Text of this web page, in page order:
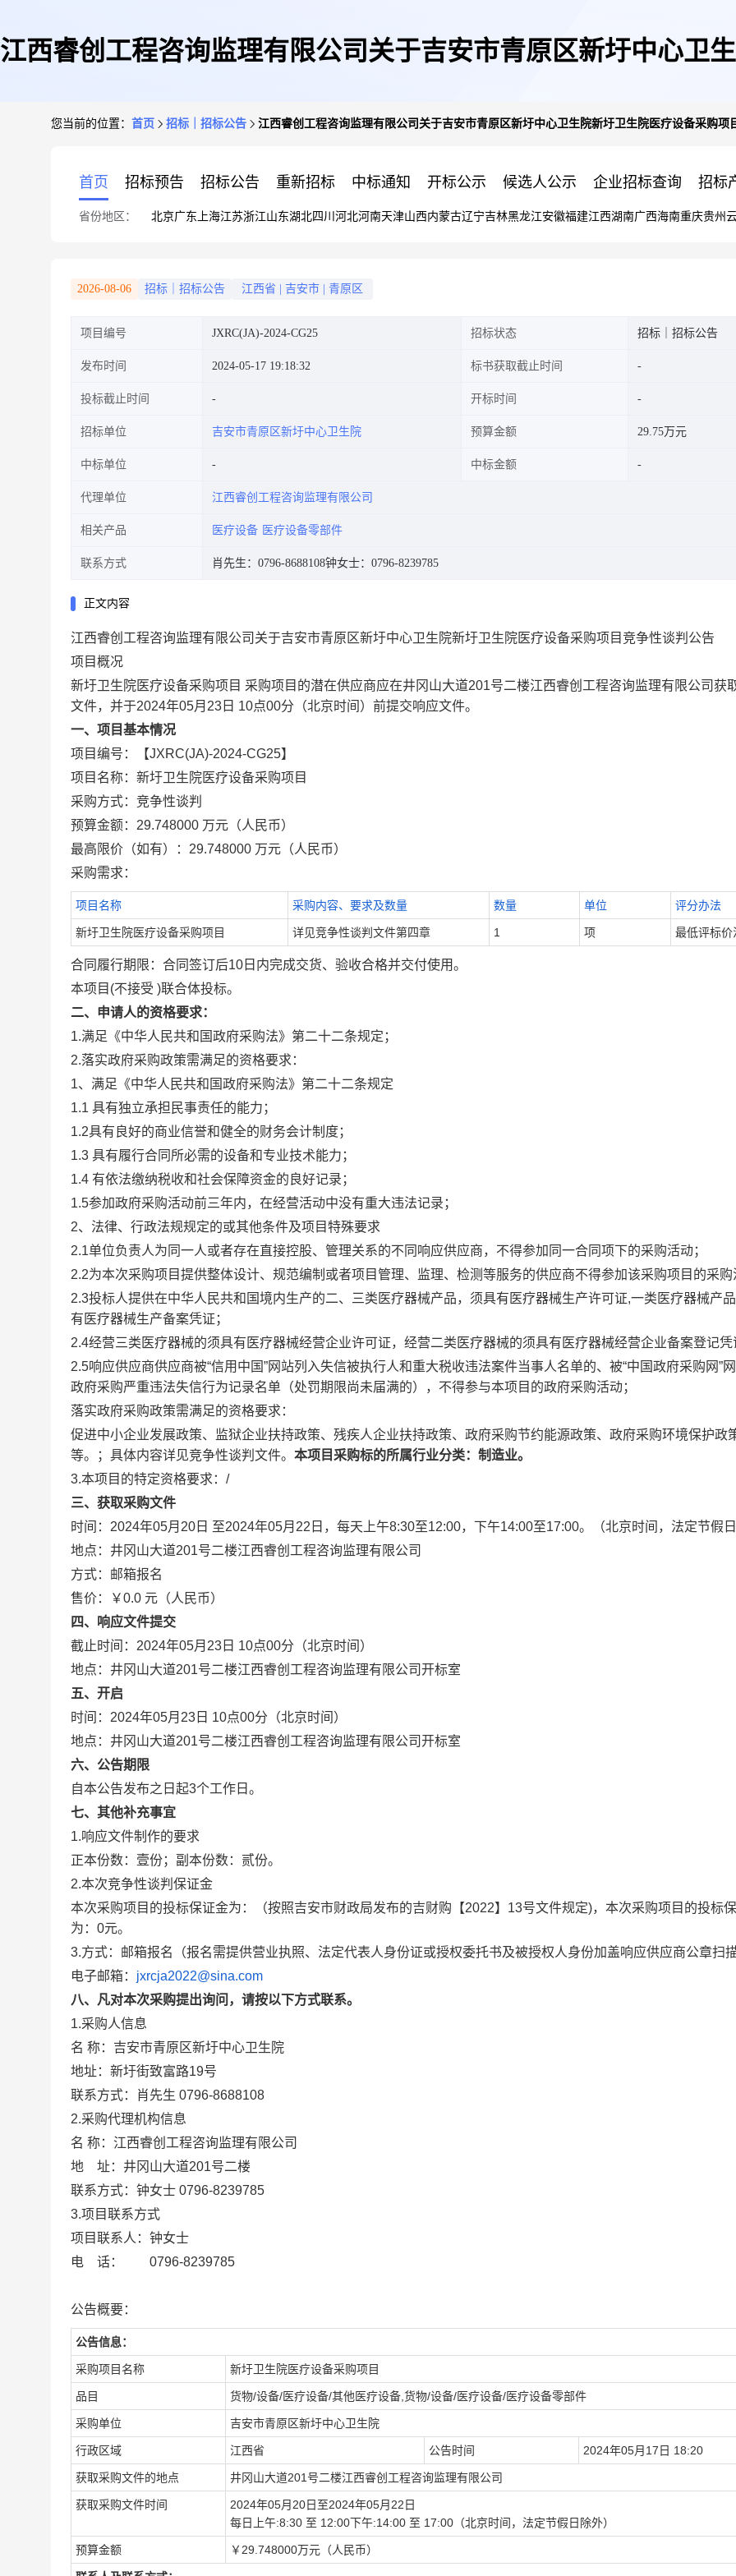
江西睿创工程咨询监理有限公司关于吉安市青原区新圩中心卫
您当前的位置： 首页 招标｜招标公告 江西睿创工程咨询监理有限公司关于吉安市青原区新圩中心卫生院新圩卫生院医疗设备采购项
首页 招标预告 招标公告 重新招标 中标通知 开标公示 候选人公示 企业招标查询 招标
省份地区： 北京广东 上海江苏浙江山东湖北四川 河北河南天津山西内蒙古辽宁吉林黑龙江安徽福建江西湖南广西海南重庆贵州
2026-08-06 招标｜招标公告 江西省 吉安市 青原区
项目编号 JXRC(JA)-2024-CG25 招标状态 招标｜招标公告
发布时间 2024-05-17 19:18:32 标书获取截止时间
投标截止时间 开标时间
招标单位 吉安市青原区新圩中心卫生院 预算金额 29.75万元
中标单位 中标金额
代理单位 江西睿创工程咨询监理有限公司
相关产品 医疗设备 医疗设备零部件
联系方式 肖先生：0796-8688108钟女士：0796-8239785
正文内容
江西睿创工程咨询监理有限公司关于吉安市青原区新圩中心卫生院新圩卫生院医疗设备采购项目竞争性谈判公告
项目概况
新圩卫生院医疗设备采购项目 采购项目的潜在供应商应在井冈山大道201号二楼江西睿创工程咨询监理有限公司获
文件，并于2024年05月23日 10点00分（北京时间）前提交响应文件。
一、项目基本情况
项目编号：【JXRC(JA)-2024-CG25】
项目名称：新圩卫生院医疗设备采购项目
采购方式：竞争性谈判
预算金额：29.748000 万元（人民币）
最高限价（如有）：29.748000 万元（人民币）
采购需求：
项目名称 采购内容、要求及数量 数量 单位 评分办法
新圩卫生院医疗设备采购项目 详见竞争性谈判文件第四章 1 项 最低评标价
合同履行期限：合同签订后10日内完成交货、验收合格并交付使用。
本项目(不接受 )联合体投标。
二、申请人的资格要求：
1.满足《中华人民共和国政府采购法》第二十二条规定；
2.落实政府采购政策需满足的资格要求：
1、满足《中华人民共和国政府采购法》第二十二条规定
1.1 具有独立承担民事责任的能力；
1.2具有良好的商业信誉和健全的财务会计制度；
1.3 具有履行合同所必需的设备和专业技术能力；
1.4 有依法缴纳税收和社会保障资金的良好记录；
1.5参加政府采购活动前三年内，在经营活动中没有重大违法记录；
2、法律、行政法规规定的或其他条件及项目特殊要求
2.1单位负责人为同一人或者存在直接控股、管理关系的不同响应供应商，不得参加同一合同项下的采购活动；
2.2为本次采购项目提供整体设计、规范编制或者项目管理、监理、检测等服务的供应商不得参加该采购项目的采购
2.3投标人提供在中华人民共和国境内生产的二、三类医疗器械产品，须具有医疗器械生产许可证,一类医疗器械产
有医疗器械生产备案凭证；
2.4经营三类医疗器械的须具有医疗器械经营企业许可证，经营二类医疗器械的须具有医疗器械经营企业备案登记凭
2.5响应供应商供应商被“信用中国”网站列入失信被执行人和重大税收违法案件当事人名单的、被“中国政府采购网”
政府采购严重违法失信行为记录名单（处罚期限尚未届满的），不得参与本项目的政府采购活动；
落实政府采购政策需满足的资格要求：
促进中小企业发展政策、监狱企业扶持政策、残疾人企业扶持政策、政府采购节约能源政策、政府采购环境保护政
等。；具体内容详见竞争性谈判文件。 本项目采购标的所属行业分类： 制造业。
3.本项目的特定资格要求：/
三、获取采购文件
时间：2024年05月20日 至2024年05月22日，每天上午8:30至12:00，下午14:00至17:00。（北京时间，法定节假
地点：井冈山大道201号二楼江西睿创工程咨询监理有限公司
方式：邮箱报名
售价：￥0.0 元（人民币）
四、响应文件提交
截止时间：2024年05月23日 10点00分（北京时间）
地点：井冈山大道201号二楼江西睿创工程咨询监理有限公司开标室
五、开启
时间：2024年05月23日 10点00分（北京时间）
地点：井冈山大道201号二楼江西睿创工程咨询监理有限公司开标室
六、公告期限
自本公告发布之日起3个工作日。
七、其他补充事宜
1.响应文件制作的要求
正本份数：壹份；副本份数：贰份。
2.本次竞争性谈判保证金
本次采购项目的投标保证金为：
（按照吉安市财政局发布的吉财购【2022】13号文件规定)，本次采购项目的投标
为：0元。
3.方式：邮箱报名（报名需提供营业执照、法定代表人身份证或授权委托书及被授权人身份加盖响应供应商公章扫
电子邮箱： jxrcja2022@sina.com
八、凡对本次采购提出询问，请按以下方式联系。
1.采购人信息
名 称：吉安市青原区新圩中心卫生院
地址：新圩街致富路19号
联系方式：肖先生 0796-8688108
2.采购代理机构信息
名 称：江西睿创工程咨询监理有限公司
地 址：井冈山大道201号二楼
联系方式：钟女士 0796-8239785
3.项目联系方式
项目联系人：钟女士
电 话： 0796-8239785
公告概要：
公告信息：
采购项目名称 新圩卫生院医疗设备采购项目
品目 货物/设备/医疗设备/其他医疗设备,货物/设备/医疗设备/医疗设备零部件
采购单位 吉安市青原区新圩中心卫生院
行政区域 江西省 公告时间 2024年05月17日 18:20
获取采购文件的地点 井冈山大道201号二楼江西睿创工程咨询监理有限公司
获取采购文件时间
2024年05月20日至2024年05月22日
每日上午:8:30 至 12:00下午:14:00 至 17:00（北京时间，法定节假日除外）
预算金额 ￥29.748000万元（人民币）